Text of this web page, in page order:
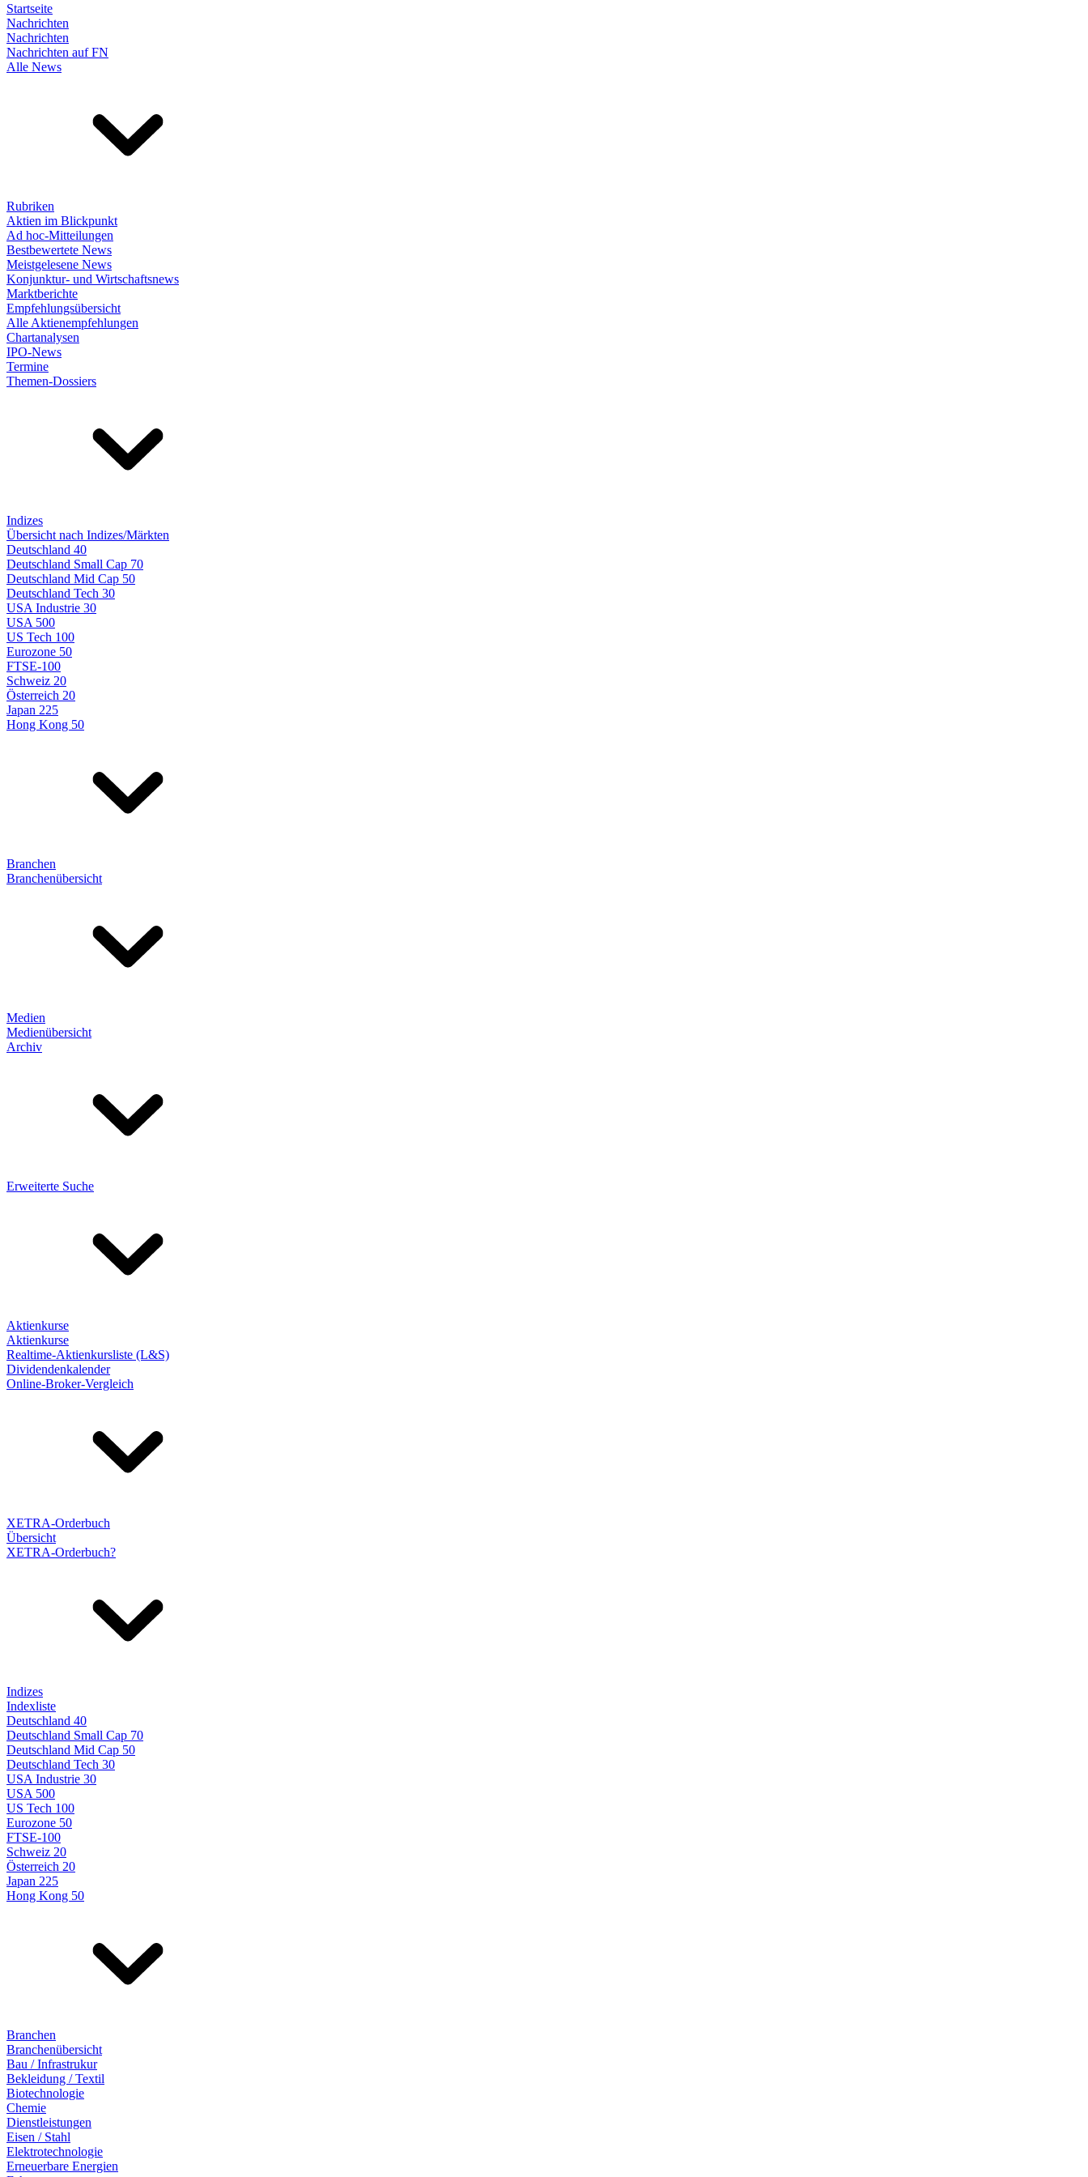
Startseite
Nachrichten
Nachrichten
Nachrichten auf FN
Alle News
Rubriken
Aktien im Blickpunkt
Ad hoc-Mitteilungen
Bestbewertete News
Meistgelesene News
Konjunktur- und Wirtschaftsnews
Marktberichte
Empfehlungsübersicht
Alle Aktienempfehlungen
Chartanalysen
IPO-News
Termine
Themen-Dossiers
Indizes
Übersicht nach Indizes/Märkten
Deutschland 40
Deutschland Small Cap 70
Deutschland Mid Cap 50
Deutschland Tech 30
USA Industrie 30
USA 500
US Tech 100
Eurozone 50
FTSE-100
Schweiz 20
Österreich 20
Japan 225
Hong Kong 50
Branchen
Branchenübersicht
Medien
Medienübersicht
Archiv
Erweiterte Suche
Aktienkurse
Aktienkurse
Realtime-Aktienkursliste (L&S)
Dividendenkalender
Online-Broker-Vergleich
XETRA-Orderbuch
Übersicht
XETRA-Orderbuch?
Indizes
Indexliste
Deutschland 40
Deutschland Small Cap 70
Deutschland Mid Cap 50
Deutschland Tech 30
USA Industrie 30
USA 500
US Tech 100
Eurozone 50
FTSE-100
Schweiz 20
Österreich 20
Japan 225
Hong Kong 50
Branchen
Branchenübersicht
Bau / Infrastrukur
Bekleidung / Textil
Biotechnologie
Chemie
Dienstleistungen
Eisen / Stahl
Elektrotechnologie
Erneuerbare Energien